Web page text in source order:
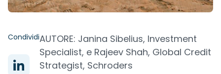
CondividiAUTORE: Janina Sibelius, Investment
Specialist, e Rajeev Shah, Global Credit
Strategist, Schroders